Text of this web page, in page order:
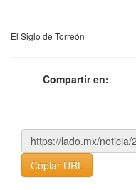
El Siglo de Torreón
Compartir en:
Copiar URL